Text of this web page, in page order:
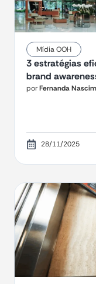
Mídia OOH
3 estratégias
brand
porFernanda
28/11/2025